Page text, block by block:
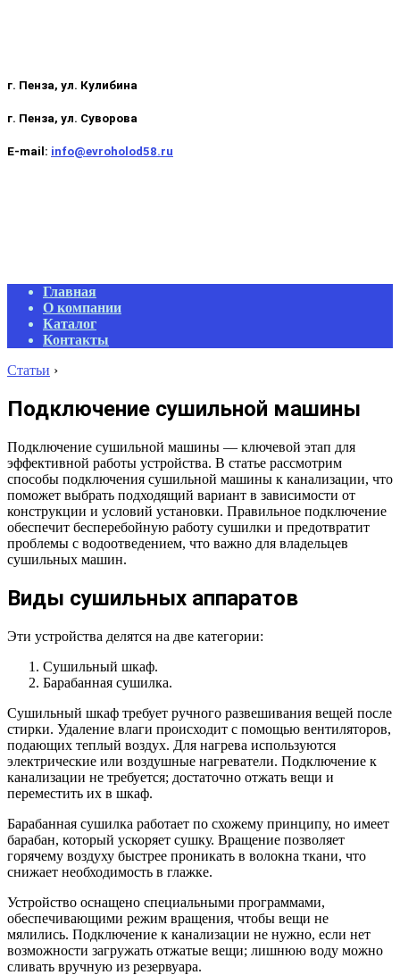
г. Пенза, ул. Кулибина
г. Пенза, ул. Суворова
E-mail: info@evroholod58.ru
Primary
Navigation
Menu
Главная
О компании
Каталог
Контакты
Статьи ›
Подключение сушильной машины
Подключение сушильной машины — ключевой этап для
эффективной работы устройства. В статье рассмотрим
способы подключения сушильной машины к канализации, что
поможет выбрать подходящий вариант в зависимости от
конструкции и условий установки. Правильное подключение
обеспечит бесперебойную работу сушилки и предотвратит
проблемы с водоотведением, что важно для владельцев
сушильных машин.
Виды сушильных аппаратов
Эти устройства делятся на две категории:
Сушильный шкаф.
Барабанная сушилка.
Сушильный шкаф требует ручного развешивания вещей после
стирки. Удаление влаги происходит с помощью вентиляторов,
подающих теплый воздух. Для нагрева используются
электрические или воздушные нагреватели. Подключение к
канализации не требуется; достаточно отжать вещи и
переместить их в шкаф.
Барабанная сушилка работает по схожему принципу, но имеет
барабан, который ускоряет сушку. Вращение позволяет
горячему воздуху быстрее проникать в волокна ткани, что
снижает необходимость в глажке.
Устройство оснащено специальными программами,
обеспечивающими режим вращения, чтобы вещи не
мялились. Подключение к канализации не нужно, если нет
возможности загружать отжатые вещи; лишнюю воду можно
сливать вручную из резервуара.